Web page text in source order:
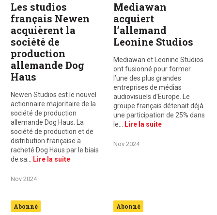
Les studios
français Newen
acquièrent la
société de
production
allemande Dog
Haus
Newen Studios est le nouvel
actionnaire majoritaire de la
société de production
allemande Dog Haus. La
société de production et de
distribution française a
racheté Dog Haus par le biais
de sa…
Lire la suite
Nov 2024
Mediawan
acquiert
l’allemand
Leonine Studios
Mediawan et Leonine Studios
ont fusionné pour former
l’une des plus grandes
entreprises de médias
audiovisuels d’Europe. Le
groupe français détenait déjà
une participation de 25% dans
le…
Lire la suite
Nov 2024
Abonné Abonné